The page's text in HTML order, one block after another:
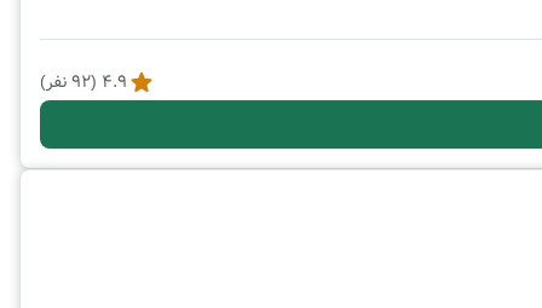
4.9
(
92نفر)